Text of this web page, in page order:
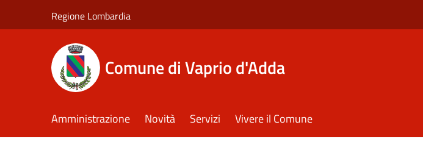
Regione Lombardia
Comune di Vaprio d'Adda
Amministrazione Novità Servizi Vivere il Comune